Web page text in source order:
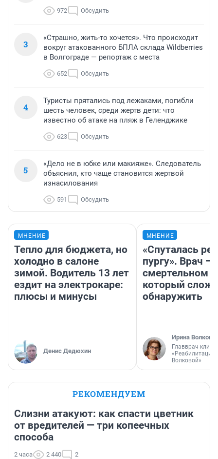
972 Обсудить
3
«Страшно, жить-то хочется». Что происходит
вокруг атакованного БПЛА склада Wildberries
в Волгограде — репортаж с места
652 Обсудить
4
Туристы прятались под лежаками, погибли
шесть человек, среди жертв дети: что
известно об атаке на пляж в Геленджике
623 Обсудить
5
«Дело не в юбке или макияже». Следователь
объяснил, кто чаще становится жертвой
изнасилования
591 Обсудить
МНЕНИЕ
Тепло для бюджета, но
холодно в салоне
зимой. Водитель 13 лет
ездит на электрокаре:
плюсы и минусы
Денис Дедюхин
МНЕНИЕ
«Спуталась
пургу». Врач —
смертельном
который
обнаружить
Ирина Волкова
Главврач
«Реабилитация
Волковой»
РЕКОМЕНДУЕМ
Слизни атакуют: как спасти цветник
от вредителей — три копеечных
способа
2 часа 2 440 2